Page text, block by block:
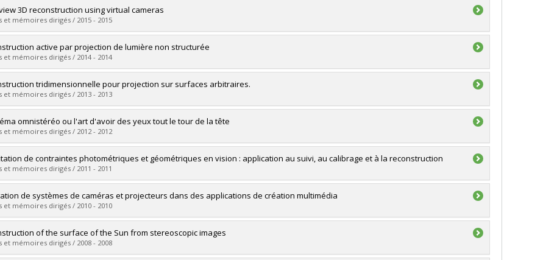
:Benrhaiem, Rania
Doctoral
:Ph. D.
3D reconstruction using virtual cameras
et mémoires dirigés / 2015 - 2015
:Racicot, Marc
Master's
:M. Sc.
le document dans Papyrus
active par projection de lumière non structurée
et mémoires dirigés / 2014 - 2014
:Martin, Nicolas
Doctoral
:Ph. D.
le document dans Papyrus
tridimensionnelle pour projection sur surfaces arbitraires.
et mémoires dirigés / 2013 - 2013
:Bouchard, Louis
Master's
:M. Sc.
le document dans Papyrus
omnistéréo ou l'art d'avoir des yeux tout le tour de la tête
et mémoires dirigés / 2012 - 2012
: Chapdelaine-Couture, Vincent
Doctoral
:Ph. D.
le document dans Papyrus
de contraintes photométriques et géométriques en vision : application au suivi, au calibrage et à la reconstruction
et mémoires dirigés / 2011 - 2011
:Draréni, Jamil
Doctoral
:Ph. D.
le document dans Papyrus
de systèmes de caméras et projecteurs dans des applications de création multimédia
et mémoires dirigés / 2010 - 2010
:Bélanger, Lucie
Master's
:M. Sc.
of the surface of the Sun from stereoscopic images
et mémoires dirigés / 2008 - 2008